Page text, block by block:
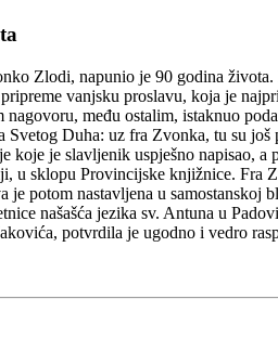
Zlodi, napunio je 90 godina
vanjsku proslavu, koja je
među ostalim, istaknuo
Svetog Duha: uz fra Zvonka, tu su
koje je slavljenik uspješno napisao,
u sklopu Provincijske knjižnice. Fra
je potom nastavljena u
našašća jezika sv. Antuna u
potvrdila je ugodno i vedro